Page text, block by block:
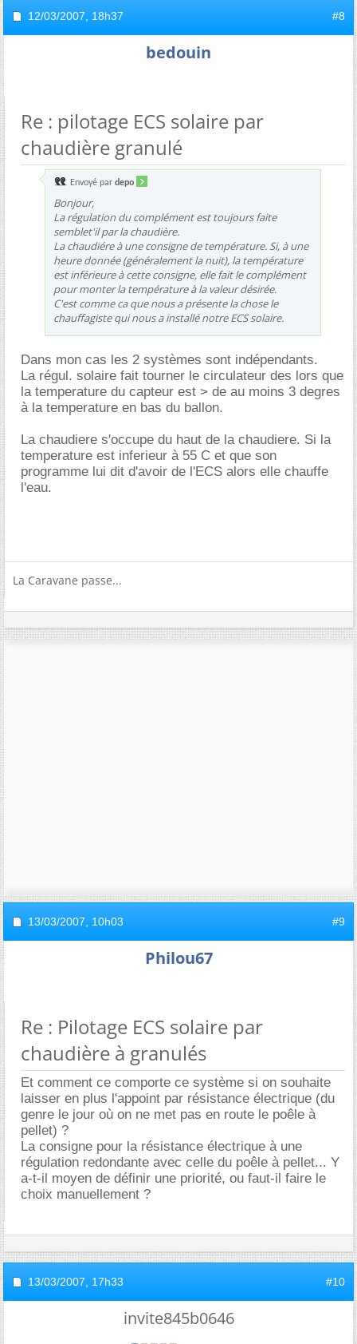
12/03/2007, 18h37 #8
bedouin
Re : pilotage ECS solaire par
chaudière granulé
Envoyé par depo
Bonjour,
La régulation du complément est toujours faite
semblet'il par la chaudière.
La chaudiére à une consigne de température. Si, à une
heure donnée (généralement la nuit), la température
est inférieure à cette consigne, elle fait le complément
pour monter la température à la valeur désirée.
C'est comme ca que nous a présente la chose le
chauffagiste qui nous a installé notre ECS solaire.
Dans mon cas les 2 systèmes sont indépendants.
La régul. solaire fait tourner le circulateur des lors que
la temperature du capteur est > de au moins 3 degres
à la temperature en bas du ballon.
La chaudiere s'occupe du haut de la chaudiere. Si la
temperature est inferieur à 55 C et que son
programme lui dit d'avoir de l'ECS alors elle chauffe
l'eau.
La Caravane passe...
13/03/2007, 10h03 #9
Philou67
Re : Pilotage ECS solaire par
chaudière à granulés
Et comment ce comporte ce système si on souhaite
laisser en plus l'appoint par résistance électrique (du
genre le jour où on ne met pas en route le poêle à
pellet) ?
La consigne pour la résistance électrique à une
régulation redondante avec celle du poêle à pellet... Y
a-t-il moyen de définir une priorité, ou faut-il faire le
choix manuellement ?
13/03/2007, 17h33 #10
invite845b0646